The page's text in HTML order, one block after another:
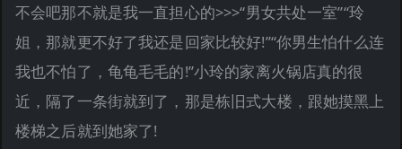
不会吧那不就是我一直担心的>>>“男女共处一室”“玲
姐，那就更不好了我还是回家比较好!”“你男生怕什么连
我也不怕了，龟龟毛毛的!”小玲的家离火锅店真的很
近，隔了一条街就到了，那是栋旧式大楼，跟她摸黑上
楼梯之后就到她家了!